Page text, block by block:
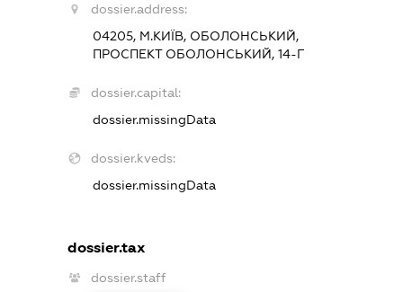
dossier.address:
04205, М.КИЇВ, ОБОЛОНСЬКИЙ,
ПРОСПЕКТ ОБОЛОНСЬКИЙ, 14-Г
dossier.capital:
dossier.missingData
dossier.kveds:
dossier.missingData
dossier.tax
dossier.staff